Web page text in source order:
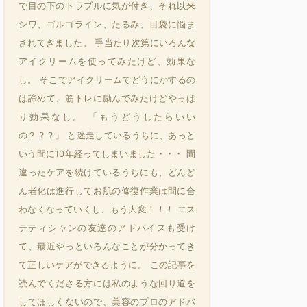
で目の下のトラブルに気が付き、それ以来
シワ、ゴルゴライン、たるみ、目袋に悩ま
されてきました。 手当たり次第にいろんな
アイクリームを使ってみたけど、効果な
し。 そこでアイクリームでどうにかするの
は諦めて、筋トレに励んでみたけどやっぱ
り効果なし。 「もうどうしたらいい
の？？？」 と迷走しているうちに、あっと
いう間に10年経ってしまいました・・・ 間
違ったケアを続けているうちにも、どんど
ん老化は進行してお肌の修復作業は間に合
わなくなっていくし、もう大変！！！ エス
テティシャンの友達のアドバイスも受け
て、最近やっといろんなことが分かってき
て正しいケアができるように。 この記事を
読んでくださる方には私のような回り道を
してほしくないので、美容のプロのアドバ